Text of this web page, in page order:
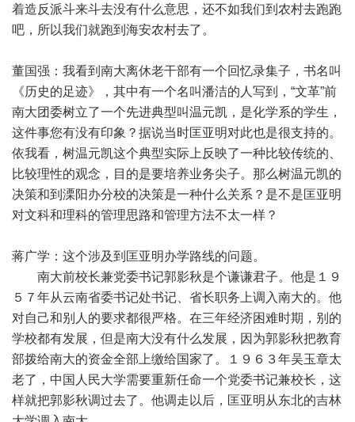
着造反派斗来斗去没有什么意思，还不如我们到农村去跑跑
吧，所以我们就跑到海安农村去了。
董国强：我看到南大离休老干部有一个回忆录集子，书名叫
《历史的足迹》，其中有一个名叫潘洁的人写到，“文革”前
南大团委树立了一个先进典型叫温元凯，是化学系的学生，
这件事您有没有印象？据说当时匡亚明对此也是很支持的。
依我看，树温元凯这个典型实际上反映了一种比较传统的、
比较理性的观念，目的是要培养业务尖子。那么树温元凯的
决策和到溧阳办分校的决策是一种什么关系？是不是匡亚明
对文科和理科的管理思路和管理方法不太一样？
蒋广学：这个涉及到匡亚明办学路线的问题。
南大前校长兼党委书记郭影秋是个谦谦君子。他是１９
５７年从云南省委书记处书记、省长职务上调入南大的。他
对自己和别人的要求都很严格。在三年经济困难时期，别的
学校都有发展，但是南大没有什么发展，因为郭影秋把教育
部拨给南大的资金全部上缴给国家了。１９６３年吴玉章太
老了，中国人民大学需要重新任命一个党委书记兼校长，这
样就把郭影秋调过去了。他调走以后，匡亚明从东北的吉林